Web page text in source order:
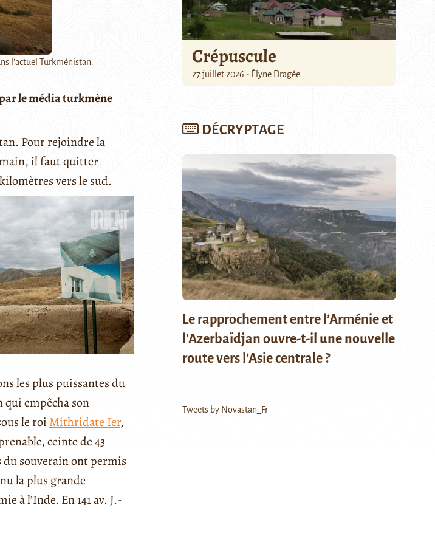
l'actuel Turkménistan.
le média turkmène
Pour rejoindre la
il faut quitter
vers le sud.
les plus puissantes du
empêcha son
le roi Mithridate Ier,
ceinte de 43
du souverain ont permis
la plus grande
à l’Inde. En 141 av. J.-
Crépuscule
27 juillet 2026 - Élyne Dragée
DÉCRYPTAGE
Le rapprochement entre l’Arménie et
l’Azerbaïdjan ouvre-t-il une nouvelle
route vers l’Asie centrale ?
Tweets by Novastan_Fr